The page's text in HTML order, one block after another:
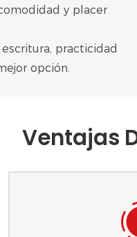
y placer
practicidad
opción.
Ventajas